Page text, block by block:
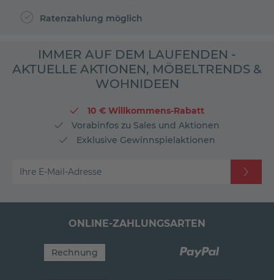
Ratenzahlung möglich
IMMER AUF DEM LAUFENDEN -
AKTUELLE AKTIONEN, MÖBELTRENDS &
WOHNIDEEN
10 € Willkommens-Rabatt
Vorabinfos zu Sales und Aktionen
Exklusive Gewinnspielaktionen
Ihre E-Mail-Adresse
ONLINE-ZAHLUNGSARTEN
Rechnung